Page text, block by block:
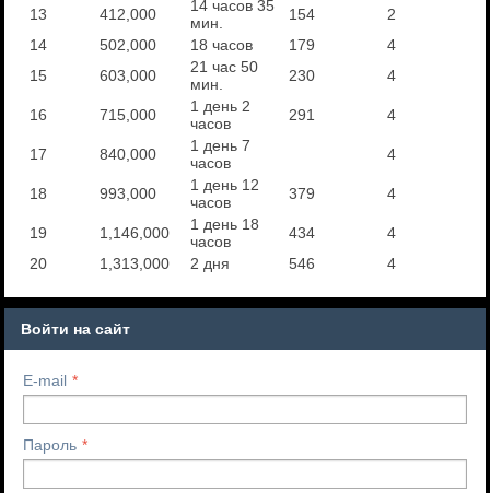
13 412,000
14 часов 35
мин.
154
2
14
502,000 18 часов 179
4
15
603,000
21 час 50
мин.
230 4
16 715,000
1 день 2
часов
291 4
17 840,000
1 день 7
часов
4
18 993,000
1 день 12
часов
379 4
19 1,146,000
1 день 18
часов
434
4
20
1,313,000 2 дня 546 4
Войти на сайт
E-mail
Пароль